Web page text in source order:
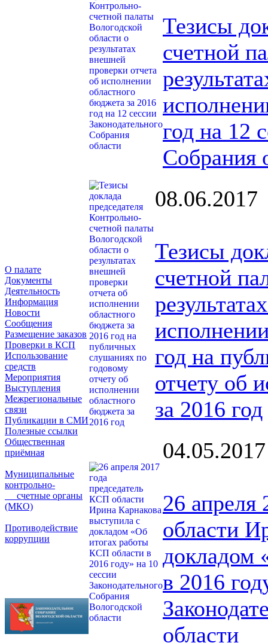
О палате
Документы
Деятельность
Информация
Новости
Сообщения
Размещение заказов
Проверки в КСП
Использование
средств
Мероприятия
Выступления
Межрегиональные
связи
Публикации в СМИ
Полезные ссылки
Общественная
приёмная
Муниципальные
контрольно-
счетные органы
(МКО)
Противодействие
коррупции
Тезисы
счетной
год на 12
Собрания
08.06.2017
Тезисы
счетной
год на
отчету об
за 2016 год
04.05.2017
26 апреля
области
докладом
в 2016
области